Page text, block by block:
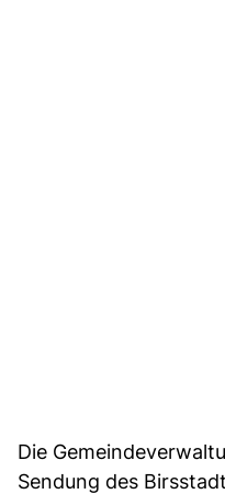
Die
Sendung des